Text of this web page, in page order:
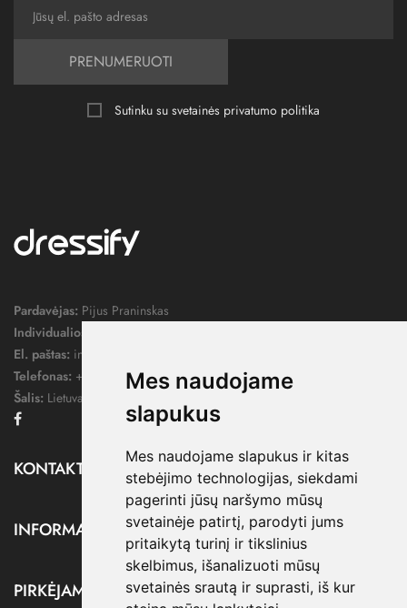
Mes naudojame
slapukus
Mes naudojame slapukus ir kitas
stebėjimo technologijas, siekdami
pagerinti jūsų naršymo mūsų
svetainėje patirtį, parodyti jums
pritaikytą turinį ir tikslinius
skelbimus, išanalizuoti mūsų
svetainės srautą ir suprasti, iš kur
PRENUMERUOTI
Sutinku su svetainės privatumo politika
Pardavėjas: Pijus Praninskas
Individualios veiklos pažymos nr.:
El. paštas: info@dressify.lt
Telefonas: +370 676 78578
Šalis: Lietuva
KONTAKTAI
INFORMACIJA
PIRKĖJAMS